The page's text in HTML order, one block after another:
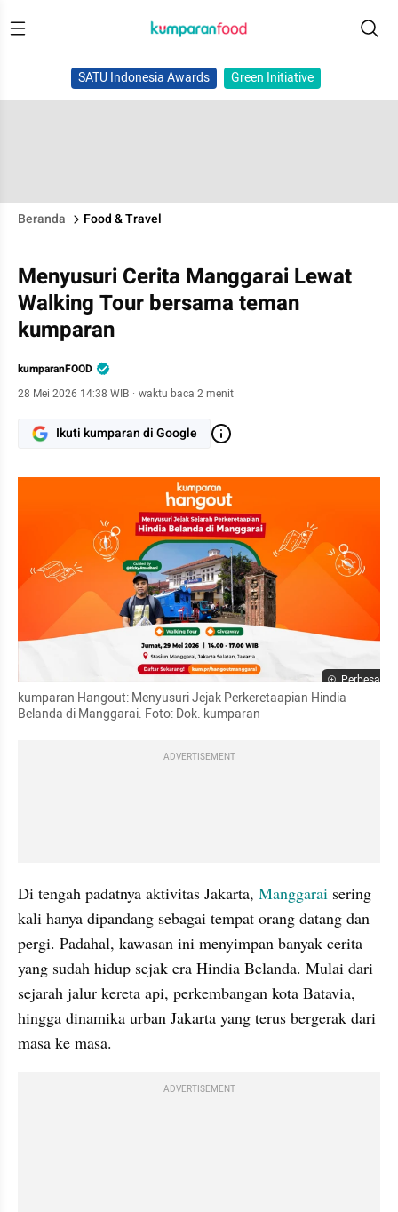
SATU Indonesia Awards Green Initiative
Beranda Food & Travel
Menyusuri Cerita Manggarai Lewat
Walking Tour bersama teman
kumparan
kumparanFOOD
28 Mei 2026 14:38 WIB · waktu baca 2 menit
Ikuti kumparan di Google
Perbesar
kumparan Hangout: Menyusuri Jejak Perkeretaapian Hindia
Belanda di Manggarai. Foto: Dok. kumparan
ADVERTISEMENT
Di tengah padatnya aktivitas Jakarta, Manggarai sering
kali hanya dipandang sebagai tempat orang datang dan
pergi. Padahal, kawasan ini menyimpan banyak cerita
yang sudah hidup sejak era Hindia Belanda. Mulai dari
sejarah jalur kereta api, perkembangan kota Batavia,
hingga dinamika urban Jakarta yang terus bergerak dari
masa ke masa.
ADVERTISEMENT